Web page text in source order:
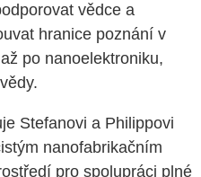
vědce a
hranice poznání v
po nanoelektroniku,
Stefanovi a Philippovi
nanofabrikačním
pro spolupráci plné